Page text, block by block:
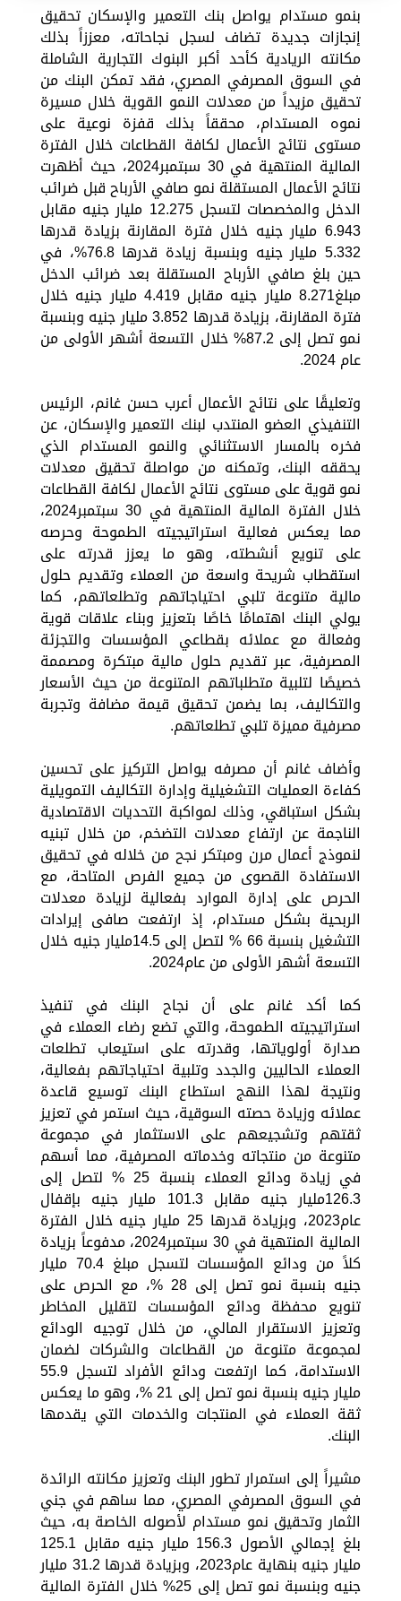
بنمو مستدام يواصل بنك التعمير والإسكان تحقيق
إنجازات جديدة تضاف لسجل نجاحاته، معززاً بذلك
مكانته الريادية كأحد أكبر البنوك التجارية الشاملة
في السوق المصرفي المصري، فقد تمكن البنك من
تحقيق مزيداً من معدلات النمو القوية خلال مسيرة
نموه المستدام، محققاً بذلك قفزة نوعية على
مستوى نتائج الأعمال لكافة القطاعات خلال الفترة
المالية المنتهية في 30 سبتمبر2024، حيث أظهرت
نتائج الأعمال المستقلة نمو صافي الأرباح قبل ضرائب
الدخل والمخصصات لتسجل 12.275 مليار جنيه مقابل
6.943 مليار جنيه خلال فترة المقارنة بزيادة قدرها
5.332 مليار جنيه وبنسبة زيادة قدرها 76.8%، في
حين بلغ صافي الأرباح المستقلة بعد ضرائب الدخل
مبلغ8.271 مليار جنيه مقابل 4.419 مليار جنيه خلال
فترة المقارنة، بزيادة قدرها 3.852 مليار جنيه وبنسبة
نمو تصل إلى 87.2% خلال التسعة أشهر الأولى من
عام 2024.
وتعليقًا على نتائج الأعمال أعرب حسن غانم، الرئيس
التنفيذي العضو المنتدب لبنك التعمير والإسكان، عن
فخره بالمسار الاستثنائي والنمو المستدام الذي
يحققه البنك، وتمكنه من مواصلة تحقيق معدلات
نمو قوية على مستوى نتائج الأعمال لكافة القطاعات
خلال الفترة المالية المنتهية في 30 سبتمبر2024،
مما يعكس فعالية استراتيجيته الطموحة وحرصه
على تنويع أنشطته، وهو ما يعزز قدرته على
استقطاب شريحة واسعة من العملاء وتقديم حلول
مالية متنوعة تلبي احتياجاتهم وتطلعاتهم، كما
يولي البنك اهتمامًا خاصًا بتعزيز وبناء علاقات قوية
وفعالة مع عملائه بقطاعي المؤسسات والتجزئة
المصرفية، عبر تقديم حلول مالية مبتكرة ومصممة
خصيصًا لتلبية متطلباتهم المتنوعة من حيث الأسعار
والتكاليف، بما يضمن تحقيق قيمة مضافة وتجربة
مصرفية مميزة تلبي تطلعاتهم.
وأضاف غانم أن مصرفه يواصل التركيز على تحسين
كفاءة العمليات التشغيلية وإدارة التكاليف التمويلية
بشكل استباقي، وذلك لمواكبة التحديات الاقتصادية
الناجمة عن ارتفاع معدلات التضخم، من خلال تبنيه
لنموذج أعمال مرن ومبتكر نجح من خلاله في تحقيق
الاستفادة القصوى من جميع الفرص المتاحة، مع
الحرص على إدارة الموارد بفعالية لزيادة معدلات
الربحية بشكل مستدام، إذ ارتفعت صافى إيرادات
التشغيل بنسبة 66 % لتصل إلى 14.5مليار جنيه خلال
التسعة أشهر الأولى من عام2024.
كما أكد غانم على أن نجاح البنك في تنفيذ
استراتيجيته الطموحة، والتي تضع رضاء العملاء في
صدارة أولوياتها، وقدرته على استيعاب تطلعات
العملاء الحاليين والجدد وتلبية احتياجاتهم بفعالية،
ونتيجة لهذا النهج استطاع البنك توسيع قاعدة
عملائه وزيادة حصته السوقية، حيث استمر في تعزيز
ثقتهم وتشجيعهم على الاستثمار في مجموعة
متنوعة من منتجاته وخدماته المصرفية، مما أسهم
في زيادة ودائع العملاء بنسبة 25 % لتصل إلى
126.3مليار جنيه مقابل 101.3 مليار جنيه بإقفال
عام2023، وبزيادة قدرها 25 مليار جنيه خلال الفترة
المالية المنتهية في 30 سبتمبر2024، مدفوعاً بزيادة
كلاً من ودائع المؤسسات لتسجل مبلغ 70.4 مليار
جنيه بنسبة نمو تصل إلى 28 %، مع الحرص على
تنويع محفظة ودائع المؤسسات لتقليل المخاطر
وتعزيز الاستقرار المالي، من خلال توجيه الودائع
لمجموعة متنوعة من القطاعات والشركات لضمان
الاستدامة، كما ارتفعت ودائع الأفراد لتسجل 55.9
مليار جنيه بنسبة نمو تصل إلى 21 %، وهو ما يعكس
ثقة العملاء في المنتجات والخدمات التي يقدمها
البنك.
مشيراً إلى استمرار تطور البنك وتعزيز مكانته الرائدة
في السوق المصرفي المصري، مما ساهم في جني
الثمار وتحقيق نمو مستدام لأصوله الخاصة به، حيث
بلغ إجمالي الأصول 156.3 مليار جنيه مقابل 125.1
مليار جنيه بنهاية عام2023، وبزيادة قدرها 31.2 مليار
جنيه وبنسبة نمو تصل إلى 25% خلال الفترة المالية